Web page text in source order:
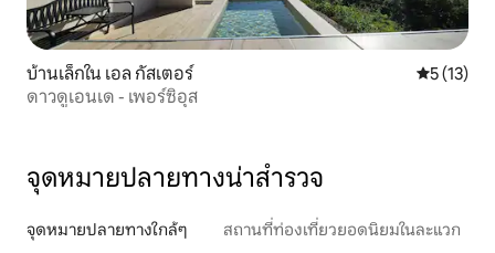
บ้านเล็กใน เอล กัสเตอร์ คะแนนเฉลี่
5 (13)
ดาวดูเอนเด - เพอร์ซิอุส
จุดหมายปลายทางน่าสำรวจ
จุดหมายปลายทางใกล้ๆ สถานที่ท่องเที่ยวยอดนิยมในละแวก